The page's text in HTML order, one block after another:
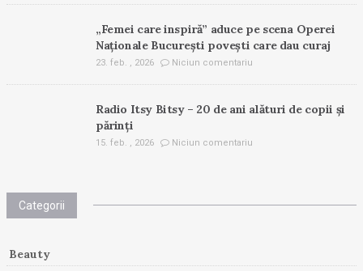
„Femei care inspiră” aduce pe scena Operei
Naționale București povești care dau curaj
23. feb. , 2026 Niciun comentariu
Radio Itsy Bitsy – 20 de ani alături de copii și
părinți
15. feb. , 2026 Niciun comentariu
Categorii
Beauty